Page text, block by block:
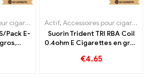
électroniques ,Évaporateur
Pack E-
Actif, Accessoires pour cigarettes électroniques
Suorin Trident TRI RBA Coil
0.4ohm E Cigarettes en gros
€4.65